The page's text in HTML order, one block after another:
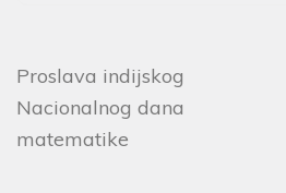
Proslava indijskog
Nacionalnog dana
matematike